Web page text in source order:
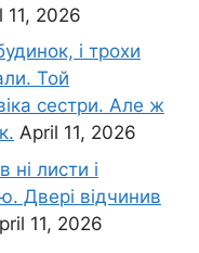
11, 2026
і трохи
Той
сестри. Але ж
April 11, 2026
листи і
Двері відчинив
11, 2026